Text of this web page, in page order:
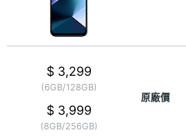
$ 3,299
(6GB/128GB)
$ 3,999
(8GB/256GB)
原廠價